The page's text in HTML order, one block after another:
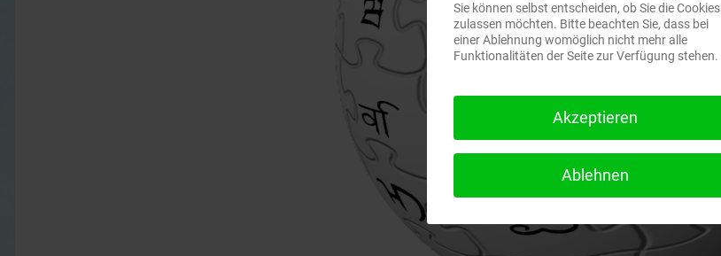
Sie können selbst entscheiden, ob Sie die Cookies
zulassen möchten. Bitte beachten Sie, dass bei
einer Ablehnung womöglich nicht mehr alle
Funktionalitäten der Seite zur Verfügung stehen.
Akzeptieren
Ablehnen